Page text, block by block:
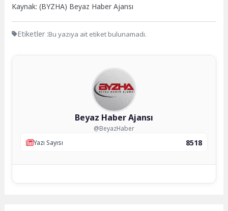
Kaynak: (BYZHA) Beyaz Haber Ajansı
Etiketler :Bu yazıya ait etiket bulunamadı.
Beyaz Haber Ajansı
@BeyazHaber
Yazı Sayısı
8518